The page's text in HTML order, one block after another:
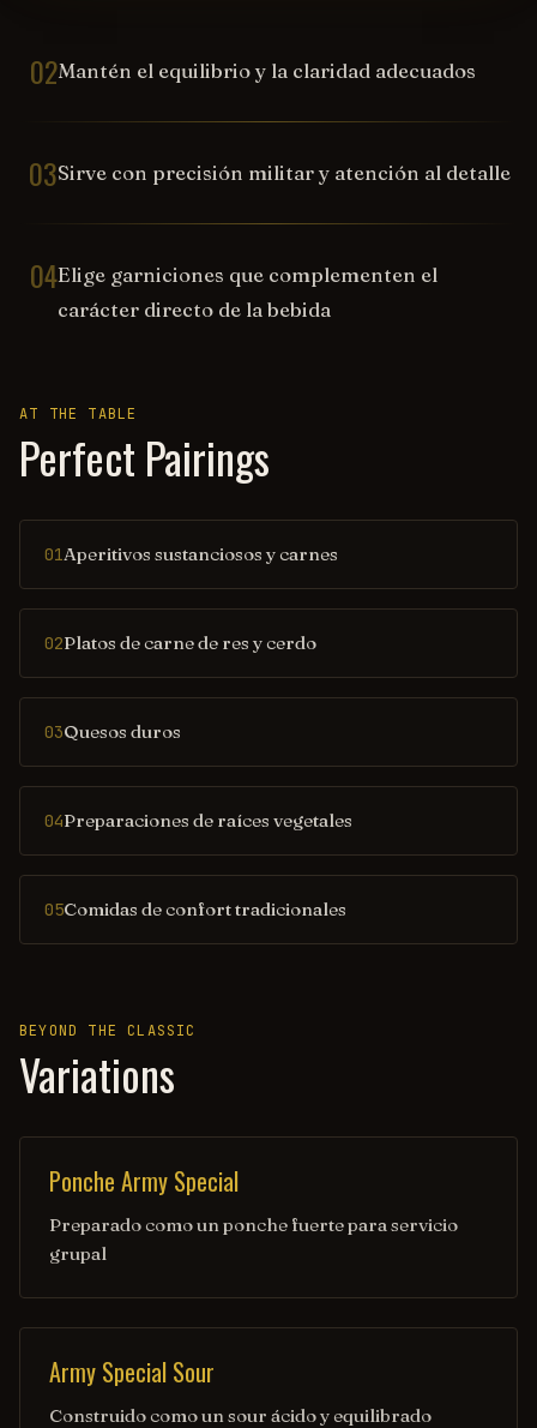
02Mantén el equilibrio y la claridad adecuados
03Sirve con precisión militar y atención al detalle
04Elige garniciones que complementen el
carácter directo de la bebida
AT THE TABLE
Perfect Pairings
01Aperitivos sustanciosos y carnes
02Platos de carne de res y cerdo
03Quesos duros
04Preparaciones de raíces vegetales
05Comidas de confort tradicionales
BEYOND THE CLASSIC
Variations
Ponche Army Special
Preparado como un ponche fuerte para servicio
grupal
Army Special Sour
Construido como un sour ácido y equilibrado